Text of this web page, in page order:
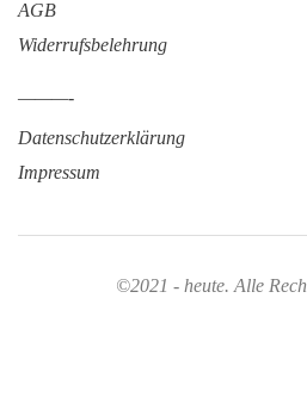
AGB
Widerrufsbelehrung
———-
Datenschutzerklärung
Impressum
©2021 - heute. Alle